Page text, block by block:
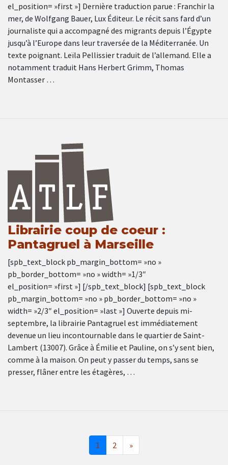
el_position= »first »] Dernière traduction parue : Franchir la
mer, de Wolfgang Bauer, Lux Éditeur. Le récit sans fard d’un
journaliste qui a accompagné des migrants depuis l’Égypte
jusqu’à l’Europe dans leur traversée de la Méditerranée. Un
texte poignant. Leïla Pellissier traduit de l’allemand. Elle a
notamment traduit Hans Herbert Grimm, Thomas
Montasser …
Librairie coup de coeur :
Pantagruel à Marseille
[spb_text_block pb_margin_bottom= »no »
pb_border_bottom= »no » width= »1/3″
el_position= »first »] [/spb_text_block] [spb_text_block
pb_margin_bottom= »no » pb_border_bottom= »no »
width= »2/3″ el_position= »last »] Ouverte depuis mi-
septembre, la librairie Pantagruel est immédiatement
devenue un lieu incontournable dans le quartier de Saint-
Lambert (13007). Grâce à Émilie et Pauline, on s’y sent bien,
comme à la maison. On peut y passer du temps, sans se
presser, flâner entre les étagères, …
1 2 »